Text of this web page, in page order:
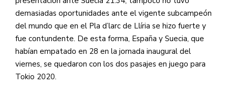
demasiadas oportunidades ante el vigente subcampeón
del mundo que en el Pla d’larc de Llíria se hizo fuerte y
fue contundente. De esta forma, España y Suecia, que
habían empatado en 28 en la jornada inaugural del
viernes, se quedaron con los dos pasajes en juego para
Tokio 2020.